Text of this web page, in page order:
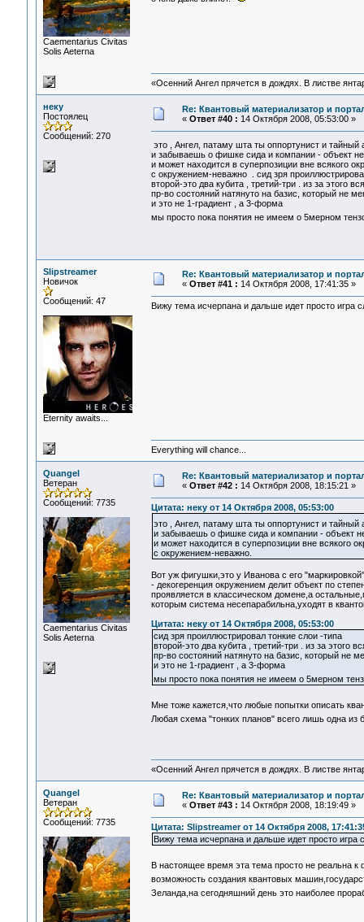
Сaementarius Civitas
Solis Aeterna
«Осенний Ангел прячется в дождях. В листве
неку
Постоялец
Сообщений: 270
Re: Квантовый материализатор и
« Ответ #40 : 14 Октября 2008, 05:53:00 »
это , Ангел, патаму шта ты оппортунист и
и забываешь о фишке сида и компании - объект
и может находится в суперпозиции вне всякого
с окружением-неважно . сид зря
второй-это два кубита , третий-три . из за этого
пр-во состояний натянуто на базис, который не
и это не 1-градиент , а 3-форма
мы просто пока понятия не имеем о 5мерном
Slipstreamer
Новичок
Сообщений: 47
Eternity awaits...
Re: Квантовый материализатор и
« Ответ #41 : 14 Октября 2008, 17:41:35 »
Вижу тема исчерпана и дальше идет просто игра
Everything will chance...
Quangel
Ветеран
Сообщений: 7735
Сaementarius Civitas
Solis Aeterna
Re: Квантовый материализатор и
« Ответ #42 : 14 Октября 2008, 18:15:21 »
Цитата: неку от 14 Октября 2008, 05:53:00
это , Ангел, патаму шта ты оппортунист и
и забываешь о фишке сида и компании - объект
и может находится в суперпозиции вне всякого
с окружением-неважно.
Вот уж фигушки,это у Иванова с его
- декогеренция окружением делит объект по
проявляется в классическом домене,а
которым система несепарабильна,уходят в
Цитата: неку от 14 Октября 2008, 05:53:00
сид зря проиллюстрировал тонкие слои -типа
второй-это два кубита , третий-три . из за этого
пр-во состояний натянуто на базис, который не
и это не 1-градиент , а 3-форма
мы просто пока понятия не имеем о 5мерном
Мне тоже кажется,что любые попытки описать
Любая схема "тонких планов" всего лишь одна из
«Осенний Ангел прячется в дождях. В листве
Quangel
Ветеран
Сообщений: 7735
Re: Квантовый материализатор и
« Ответ #43 : 14 Октября 2008, 18:19:49 »
Цитата: Slipstreamer от 14 Октября 2008,
Вижу тема исчерпана и дальше идет просто игра
В настоящее время эта тема просто не реальна
возможность создания квантовых
Зеланда,на сегодняшний день это наиболее